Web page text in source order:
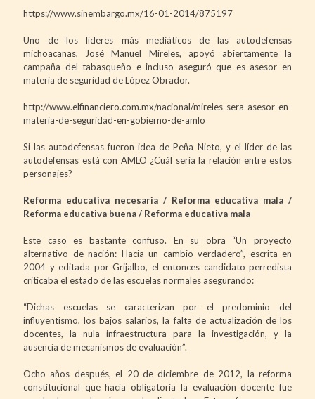
https://www.sinembargo.mx/16-01-2014/875197
Uno de los líderes más mediáticos de las autodefensas
michoacanas, José Manuel Mireles, apoyó abiertamente la
campaña del tabasqueño e incluso aseguró que es asesor en
materia de seguridad de López Obrador.
http://www.elfinanciero.com.mx/nacional/mireles-sera-asesor-en-
materia-de-seguridad-en-gobierno-de-amlo
Si las autodefensas fueron idea de Peña Nieto, y el líder de las
autodefensas está con AMLO ¿Cuál sería la relación entre estos
personajes?
Reforma educativa necesaria / Reforma educativa mala /
Reforma educativa buena / Reforma educativa mala
Este caso es bastante confuso. En su obra “Un proyecto
alternativo de nación: Hacia un cambio verdadero”, escrita en
2004 y editada por Grijalbo, el entonces candidato perredista
criticaba el estado de las escuelas normales asegurando:
“Dichas escuelas se caracterizan por el predominio del
influyentismo, los bajos salarios, la falta de actualización de los
docentes, la nula infraestructura para la investigación, y la
ausencia de mecanismos de evaluación”.
Ocho años después, el 20 de diciembre de 2012, la reforma
constitucional que hacía obligatoria la evaluación docente fue